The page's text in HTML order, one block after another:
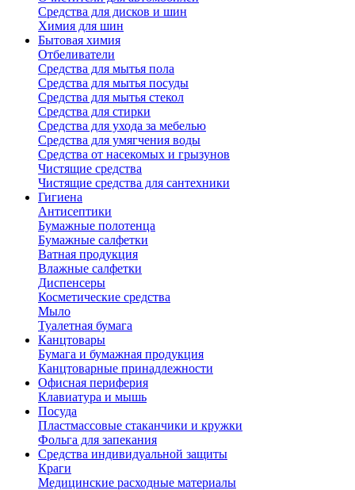
Средства для дисков и шин
Химия для шин
Бытовая химия
Отбеливатели
Средства для мытья пола
Средства для мытья посуды
Средства для мытья стекол
Средства для стирки
Средства для ухода за мебелью
Средства для умягчения воды
Средства от насекомых и грызунов
Чистящие средства
Чистящие средства для сантехники
Гигиена
Антисептики
Бумажные полотенца
Бумажные салфетки
Ватная продукция
Влажные салфетки
Диспенсеры
Косметические средства
Мыло
Туалетная бумага
Канцтовары
Бумага и бумажная продукция
Канцтоварные принадлежности
Офисная периферия
Клавиатура и мышь
Посуда
Пластмассовые стаканчики и кружки
Фольга для запекания
Средства индивидуальной защиты
Краги
Медицинские расходные материалы